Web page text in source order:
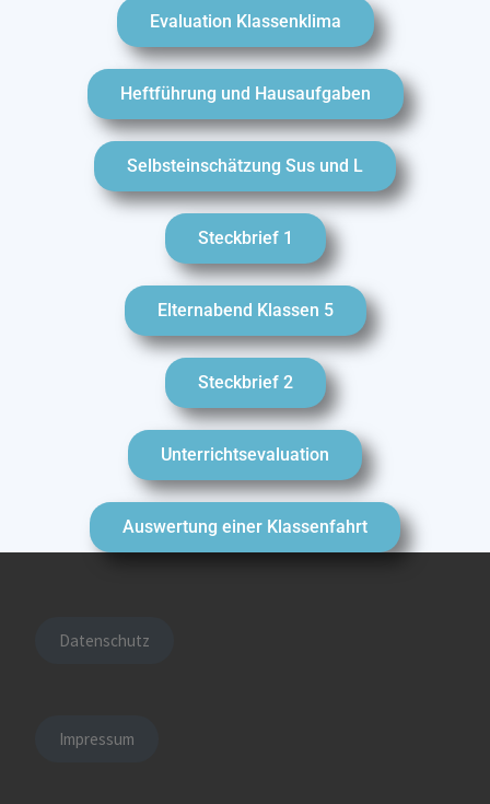
Evaluation Klassenklima
Heftführung und Hausaufgaben
Selbsteinschätzung Sus und L
Steckbrief 1
Elternabend Klassen 5
Steckbrief 2
Unterrichtsevaluation
Auswertung einer Klassenfahrt
Datenschutz
Impressum